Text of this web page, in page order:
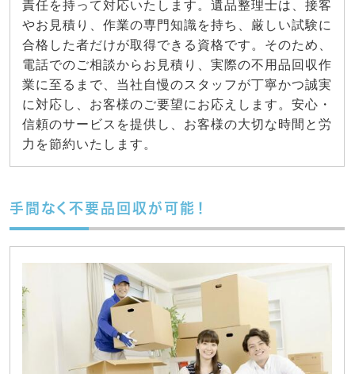
責任を持って対応いたします。遺品整理士は、接客
やお見積り、作業の専門知識を持ち、厳しい試験に
合格した者だけが取得できる資格です。そのため、
電話でのご相談からお見積り、実際の不用品回収作
業に至るまで、当社自慢のスタッフが丁寧かつ誠実
に対応し、お客様のご要望にお応えします。安心・
信頼のサービスを提供し、お客様の大切な時間と労
力を節約いたします。
手間なく不要品回収が可能！